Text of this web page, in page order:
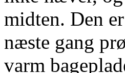
midten. Den
næste gang
varm